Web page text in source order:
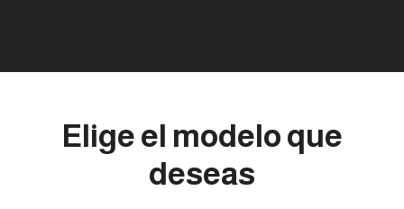
Elige el modelo que
deseas